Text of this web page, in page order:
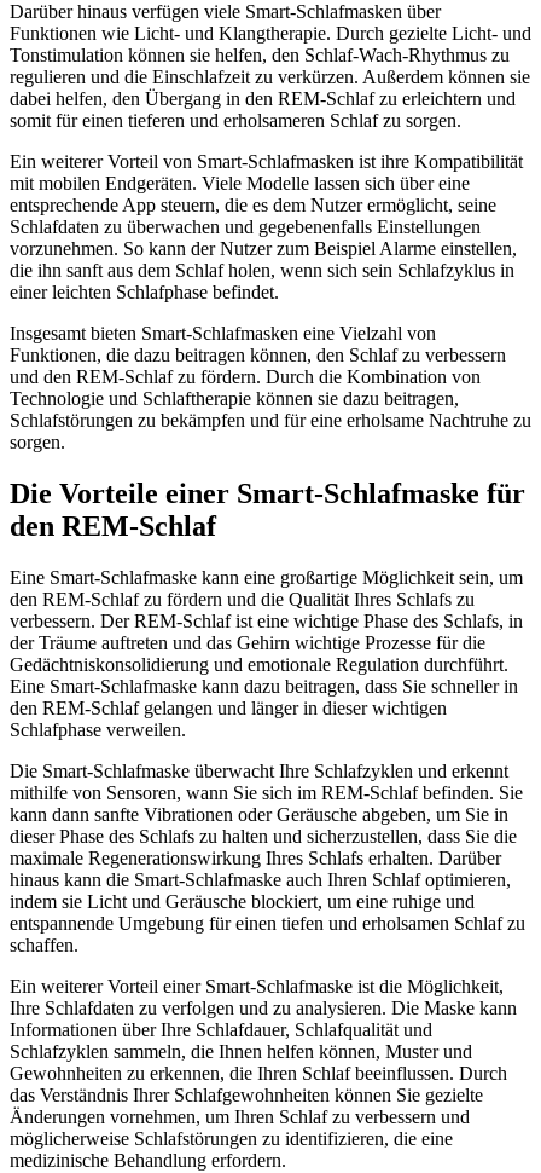
Darüber hinaus verfügen viele Smart-Schlafmasken über
Funktionen wie Licht- und Klangtherapie. Durch gezielte Licht- und
Tonstimulation können sie helfen, den Schlaf-Wach-Rhythmus zu
regulieren und die Einschlafzeit zu verkürzen. Außerdem können sie
dabei helfen, den Übergang in den REM-Schlaf zu erleichtern und
somit für einen tieferen und erholsameren Schlaf zu sorgen.
Ein weiterer Vorteil von Smart-Schlafmasken ist ihre Kompatibilität
mit mobilen Endgeräten. Viele Modelle lassen sich über eine
entsprechende App steuern, die es dem Nutzer ermöglicht, seine
Schlafdaten zu überwachen und gegebenenfalls Einstellungen
vorzunehmen. So kann der Nutzer zum Beispiel Alarme einstellen,
die ihn sanft aus dem Schlaf holen, wenn sich sein Schlafzyklus in
einer leichten Schlafphase befindet.
Insgesamt bieten Smart-Schlafmasken eine Vielzahl von
Funktionen, die dazu beitragen können, den Schlaf zu verbessern
und den REM-Schlaf zu fördern. Durch die Kombination von
Technologie und Schlaftherapie können sie dazu beitragen,
Schlafstörungen zu bekämpfen und für eine erholsame Nachtruhe zu
sorgen.
Die Vorteile einer Smart-Schlafmaske für
den REM-Schlaf
Eine Smart-Schlafmaske kann eine großartige Möglichkeit sein, um
den REM-Schlaf zu fördern und die Qualität Ihres Schlafs zu
verbessern. Der REM-Schlaf ist eine wichtige Phase des Schlafs, in
der Träume auftreten und das Gehirn wichtige Prozesse für die
Gedächtniskonsolidierung und emotionale Regulation durchführt.
Eine Smart-Schlafmaske kann dazu beitragen, dass Sie schneller in
den REM-Schlaf gelangen und länger in dieser wichtigen
Schlafphase verweilen.
Die Smart-Schlafmaske überwacht Ihre Schlafzyklen und erkennt
mithilfe von Sensoren, wann Sie sich im REM-Schlaf befinden. Sie
kann dann sanfte Vibrationen oder Geräusche abgeben, um Sie in
dieser Phase des Schlafs zu halten und sicherzustellen, dass Sie die
maximale Regenerationswirkung Ihres Schlafs erhalten. Darüber
hinaus kann die Smart-Schlafmaske auch Ihren Schlaf optimieren,
indem sie Licht und Geräusche blockiert, um eine ruhige und
entspannende Umgebung für einen tiefen und erholsamen Schlaf zu
schaffen.
Ein weiterer Vorteil einer Smart-Schlafmaske ist die Möglichkeit,
Ihre Schlafdaten zu verfolgen und zu analysieren. Die Maske kann
Informationen über Ihre Schlafdauer, Schlafqualität und
Schlafzyklen sammeln, die Ihnen helfen können, Muster und
Gewohnheiten zu erkennen, die Ihren Schlaf beeinflussen. Durch
das Verständnis Ihrer Schlafgewohnheiten können Sie gezielte
Änderungen vornehmen, um Ihren Schlaf zu verbessern und
möglicherweise Schlafstörungen zu identifizieren, die eine
medizinische Behandlung erfordern.